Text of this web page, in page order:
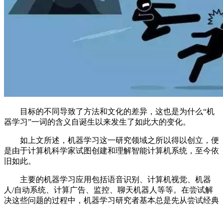
目标的不同导致了方法和文化的差异，这也是为什么“机
器学习”一词的含义自诞生以来发生了如此大的变化。
如上文所述，机器学习这一研究领域之所以得以创立，便
是由于计算机科学家试图创建和理解智能计算机系统，至今依
旧如此。
主要的机器学习应用包括语音识别、计算机视觉、机器
人/自动系统、计算广告、监控、聊天机器人等等。在尝试解
决这些问题的过程中，机器学习研究者基本总是先从尝试经典